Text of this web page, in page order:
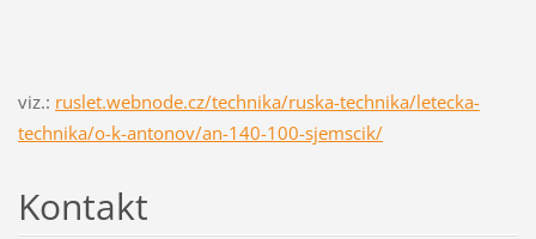
viz.: ruslet.webnode.cz/technika/ruska-technika/letecka-
technika/o-k-antonov/an-140-100-sjemscik/
Kontakt